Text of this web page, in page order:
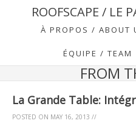
ROOFSCAPE / LE
À PROPOS / ABOUT
ÉQUIPE / TEAM
FROM
La Grande Table:
POSTED ON MAY 16, 2013 //